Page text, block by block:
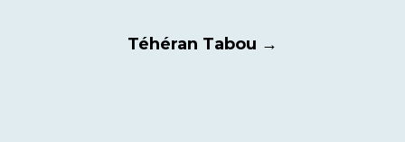
articlesTéhéran Tabou →